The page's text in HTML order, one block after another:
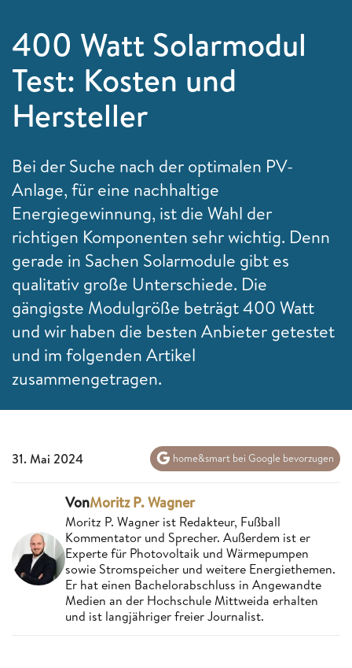
400 Watt Solarmodul
Test: Kosten und
Hersteller
Bei der Suche nach der optimalen PV-
Anlage, für eine nachhaltige
Energiegewinnung, ist die Wahl der
richtigen Komponenten sehr wichtig. Denn
gerade in Sachen Solarmodule gibt es
qualitativ große Unterschiede. Die
gängigste Modulgröße beträgt 400 Watt
und wir haben die besten Anbieter getestet
und im folgenden Artikel
zusammengetragen.
31. Mai 2024 home&smart bei Google bevorzugen
VonMoritz P. Wagner
Moritz P. Wagner ist Redakteur, Fußball
Kommentator und Sprecher. Außerdem ist er
Experte für Photovoltaik und Wärmepumpen
sowie Stromspeicher und weitere Energiethemen.
Er hat einen Bachelorabschluss in Angewandte
Medien an der Hochschule Mittweida erhalten
und ist langjähriger freier Journalist.